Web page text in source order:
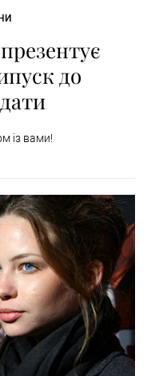
до
із вами!